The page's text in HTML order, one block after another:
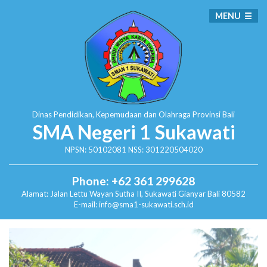
Dinas Pendidikan, Kepemudaan dan Olahraga Provinsi Bali
SMA Negeri 1 Sukawati
NPSN: 50102081 NSS: 301220504020
Phone: +62 361 299628
Alamat: Jalan Lettu Wayan Sutha II, SukawatiGianyar Bali 80582
E-mail: info@sma1-sukawati.sch.id
MENU